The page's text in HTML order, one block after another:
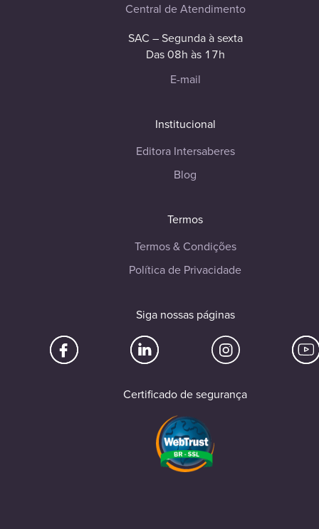
Central de Atendimento
SAC – Segunda à sexta
Das 08h às 17h
E-mail
Institucional
Editora Intersaberes
Blog
Termos
Termos & Condições
Política de Privacidade
Siga nossas páginas
Certificado de segurança